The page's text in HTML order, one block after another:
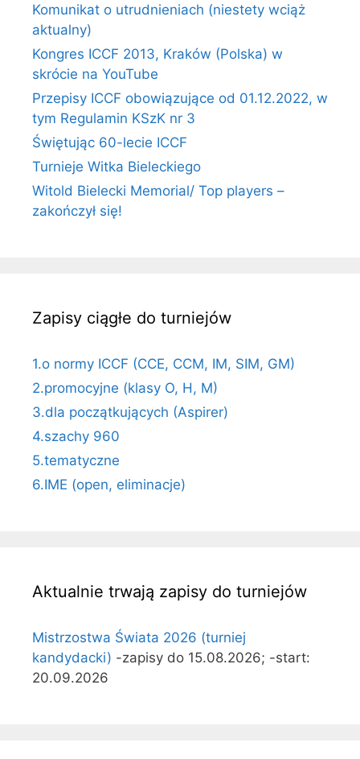
Komunikat o utrudnieniach (niestety wciąż
aktualny)
Kongres ICCF 2013, Kraków (Polska) w
skrócie na YouTube
Przepisy ICCF obowiązujące od 01.12.2022, w
tym Regulamin KSzK nr 3
Świętując 60-lecie ICCF
Turnieje Witka Bieleckiego
Witold Bielecki Memorial/ Top players –
zakończył się!
Zapisy ciągłe do turniejów
1.o normy ICCF (CCE, CCM, IM, SIM, GM)
2.promocyjne (klasy O, H, M)
3.dla początkujących (Aspirer)
4.szachy 960
5.tematyczne
6.IME (open, eliminacje)
Aktualnie trwają zapisy do turniejów
Mistrzostwa Świata 2026 (turniej
kandydacki) -zapisy do 15.08.2026; -start:
20.09.2026